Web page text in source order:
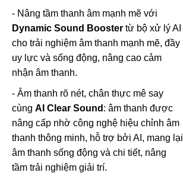
- Nâng tầm thanh âm mạnh mẽ với
Dynamic Sound Booster từ bộ xử lý AI
cho trải nghiệm âm thanh mạnh mẽ, đầy
uy lực và sống động, nâng cao cảm
nhận âm thanh.
- Âm thanh rõ nét, chân thực mê say
cùng AI Clear Sound : âm thanh được
nâng cấp nhờ công nghệ hiệu chỉnh âm
thanh thông minh, hỗ trợ bởi AI, mang lại
âm thanh sống động và chi tiết, nâng
tầm trải nghiệm giải trí.